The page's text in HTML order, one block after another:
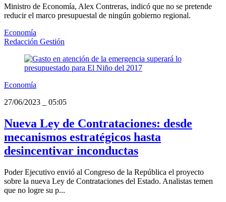
Ministro de Economía, Alex Contreras, indicó que no se pretende
reducir el marco presupuestal de ningún gobierno regional.
Economía
Redacción Gestión
Economía
27/06/2023
05:05
Nueva Ley de Contrataciones: desde
mecanismos estratégicos hasta
desincentivar inconductas
Poder Ejecutivo envió al Congreso de la República el proyecto
sobre la nueva Ley de Contrataciones del Estado. Analistas temen
que no logre su p...